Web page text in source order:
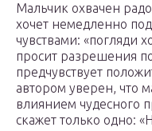
Мальчик охвачен
хочет немедленно
чувствами: «погляди
просит разрешения
предчувствует
автором уверен, что
влиянием чудесного
скажет только одно: